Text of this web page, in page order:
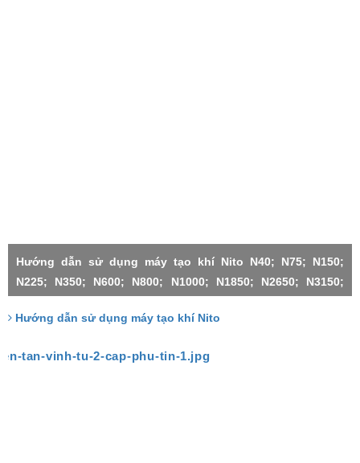
Hướng dẫn sử dụng máy tạo khí Nito N40; N75; N150;
N225; N350; N600; N800; N1000; N1850; N2650; N3150;
N4500X4; N4500X5; N4500X6;
Hướng dẫn sử dụng máy tạo khí Nito